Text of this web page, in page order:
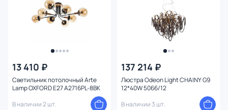
13 410 ₽
Светильник потолочный Arte
Lamp OXFORD E27 A2716PL-8BK
В наличии 2 шт.
137 214 ₽
Люстра Odeon Light CHAINY G9
12*40W 5066/12
В наличии 3 шт.